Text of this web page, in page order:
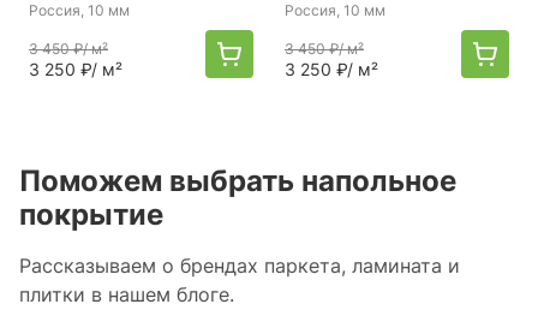
Россия, 10 мм
3 450 ₽/ м²
3 250 ₽/ м²
Россия, 10 мм
3 450 ₽/ м²
3 250 ₽/ м²
Поможем выбрать напольное
покрытие
Рассказываем о брендах паркета, ламината и
плитки в нашем блоге.